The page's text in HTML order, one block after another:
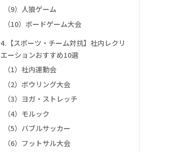
（9）人狼ゲーム
（10）ボードゲーム大会
4.【スポーツ・チーム対抗】社内レクリ
エーションおすすめ10選
（1）社内運動会
（2）ボウリング大会
（3）ヨガ・ストレッチ
（4）モルック
（5）バブルサッカー
（6）フットサル大会